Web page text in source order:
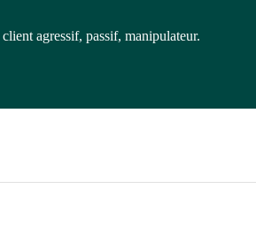
agressif, passif, manipulateur.